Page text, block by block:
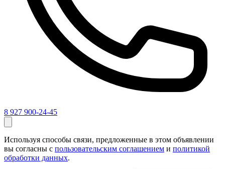
8 927 900-24-45
Используя способы связи, предложенные в этом объявлении
вы согласны с пользовательским соглашением и политикой
обработки данных.